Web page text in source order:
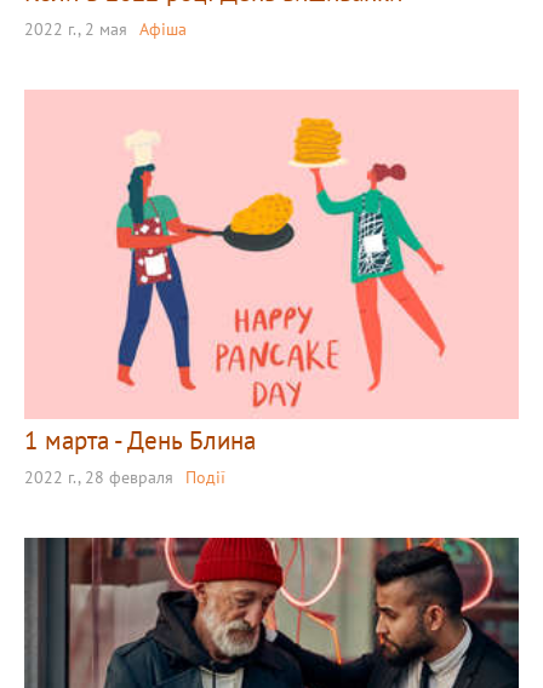
2022 г., 2 мая Афіша
1 марта - День Блина
2022 г., 28 февраля Події